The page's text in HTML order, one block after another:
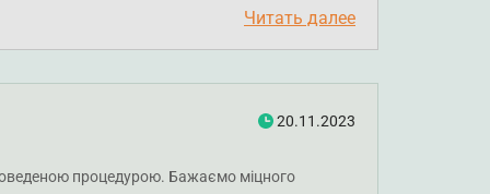
Читать далее
20.11.2023
процедурою. Бажаємо міцного